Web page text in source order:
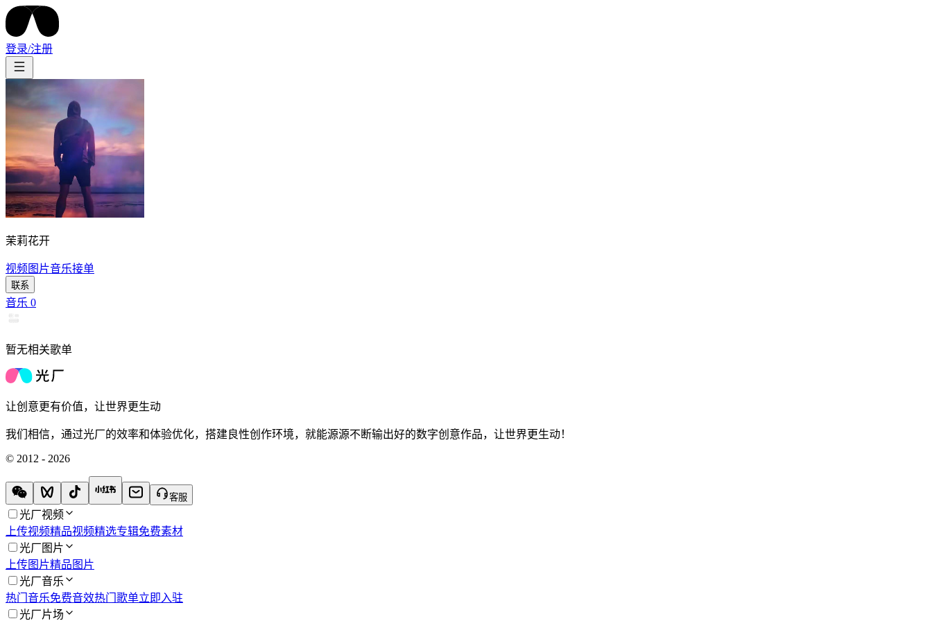
登录/注册
茉莉花开
视频 图片音乐接单
联系
音乐 0
暂无相关歌单
让创意更有价值，让世界更生动
我们相信，通过光厂的效率和体验优化，搭建良性创作环境，就能源源不断输出好的数字创意作品，让世界更生动！
© 2012 - 2026
客服
光厂视频
上传视频精品视频精选专辑免费素材
光厂图片
上传图片精品图片
光厂音乐
热门音乐免费音效热门歌单立即入驻
光厂片场